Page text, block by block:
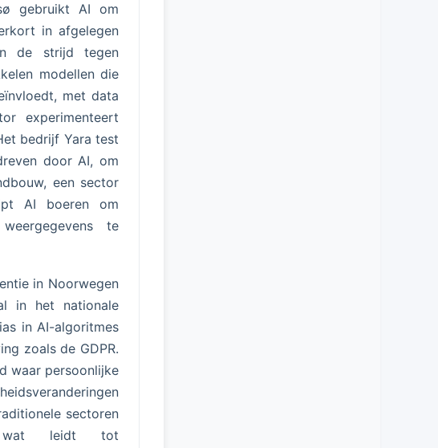
gebruikt AI om
in afgelegen
de strijd tegen
modellen die
met data
experimenteert
bedrijf Yara test
door AI, om
een sector
AI boeren om
te
in Noorwegen
in het nationale
in AI-algoritmes
zoals de GDPR.
waar persoonlijke
sectoren
wat leidt tot